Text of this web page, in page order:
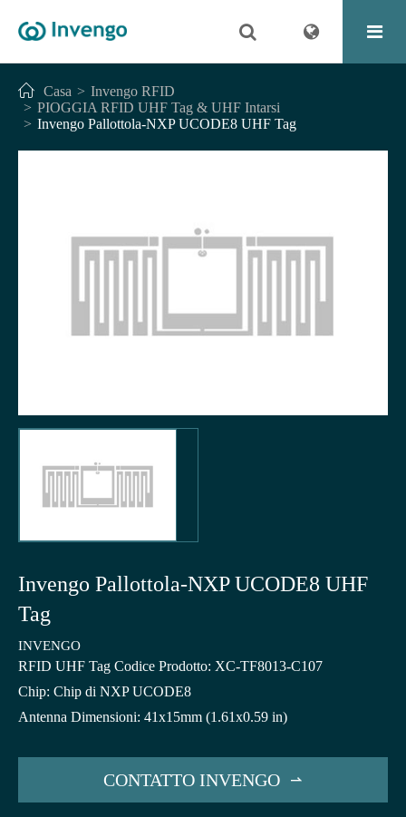
Casa
Invengo RFID
PIOGGIA RFID UHF Tag & UHF Intarsi
Invengo Pallottola-NXP UCODE8 UHF Tag
Invengo Pallottola-NXP UCODE8 UHF
Tag
INVENGO
RFID UHF Tag Codice Prodotto: XC-TF8013-C107
Chip: Chip di NXP UCODE8
Antenna Dimensioni: 41x15mm (1.61x0.59 in)
CONTATTO INVENGO 